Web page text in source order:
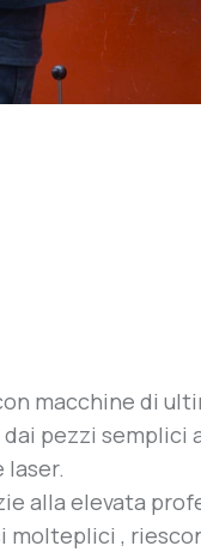
macchine di
pezzi semplici
laser.
alla elevata
molteplici ,